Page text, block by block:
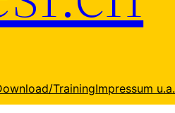
TrainingImpressum u.a.